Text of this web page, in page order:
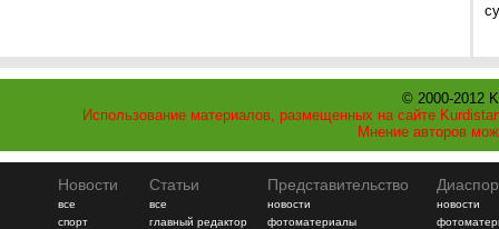
© 2000-2012
Использование материалов, размещенных на сайте
Мнение авторов
Новости
все
спорт
Статьи
все
главный редактор
Представительство
новости
фотоматериалы
новости